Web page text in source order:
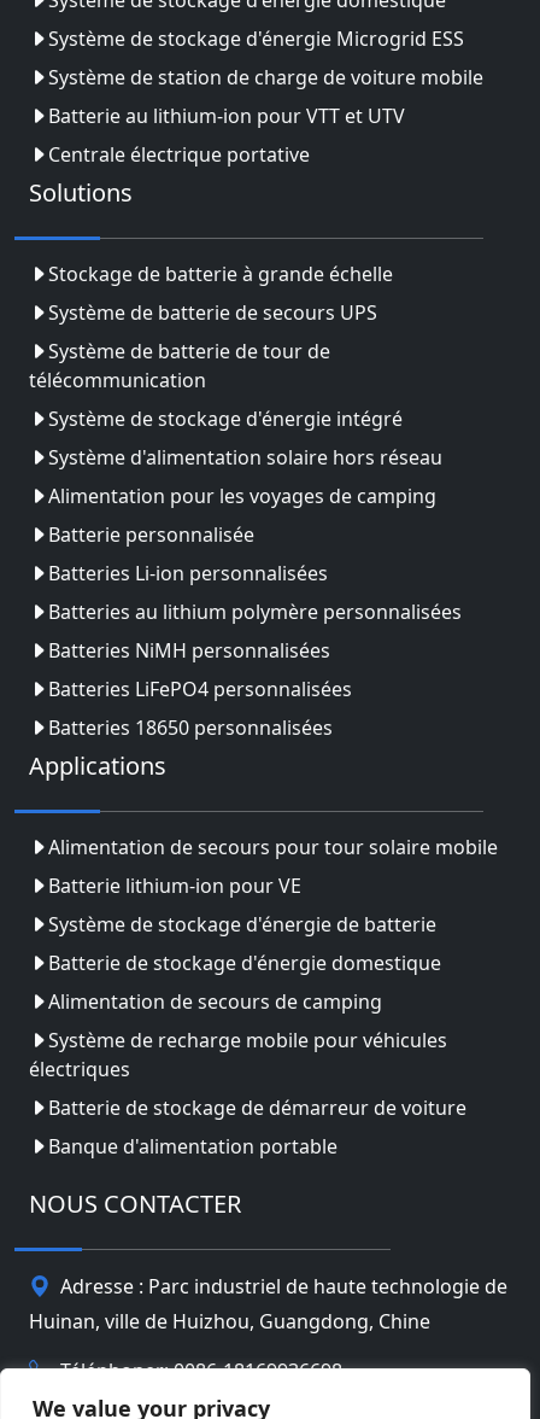
We value your privacy
Système de stockage d'énergie Microgrid ESS
Système de station de charge de voiture mobile
Batterie au lithium-ion pour VTT et UTV
Centrale électrique portative
Solutions
Stockage de batterie à grande échelle
Système de batterie de secours UPS
Système de batterie de tour de
télécommunication
Système de stockage d'énergie intégré
Système d'alimentation solaire hors réseau
Alimentation pour les voyages de camping
Batterie personnalisée
Batteries Li-ion personnalisées
Batteries au lithium polymère personnalisées
Batteries NiMH personnalisées
Batteries LiFePO4 personnalisées
Batteries 18650 personnalisées
Applications
Alimentation de secours pour tour solaire mobile
Batterie lithium-ion pour VE
Système de stockage d'énergie de batterie
Batterie de stockage d'énergie domestique
Alimentation de secours de camping
Système de recharge mobile pour véhicules
électriques
Batterie de stockage de démarreur de voiture
Banque d'alimentation portable
NOUS CONTACTER
Adresse : Parc industriel de haute technologie de
Huinan, ville de Huizhou, Guangdong, Chine
Téléphoner: 0086-18169936698